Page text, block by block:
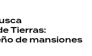
Tierras:
de mansiones